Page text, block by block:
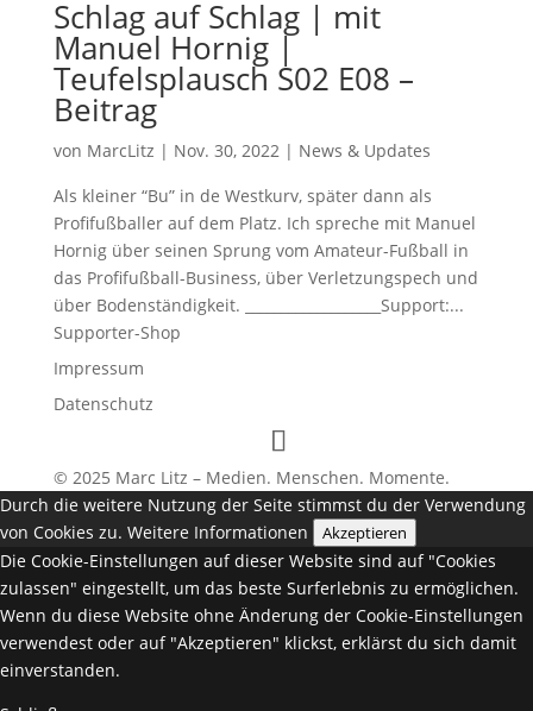
Schlag auf Schlag | mit
Manuel Hornig |
Teufelsplausch S02 E08 –
Beitrag
von MarcLitz | Nov. 30, 2022| News & Updates
Als kleiner “Bu” in de Westkurv, später dann als
Profifußballer auf dem Platz. Ich spreche mit Manuel
Hornig über seinen Sprung vom Amateur-Fußball in
das Profifußball-Business, über Verletzungspech und
über Bodenständigkeit. ___________________Support:...
Supporter-Shop
Impressum
Datenschutz
© 2025 Marc Litz – Medien. Menschen. Momente.
Durch die weitere Nutzung der Seite stimmst du der Verwendung
von Cookies zu. Weitere Informationen Akzeptieren
Die Cookie-Einstellungen auf dieser Website sind auf "Cookies
zulassen" eingestellt, um das beste Surferlebnis zu ermöglichen.
Wenn du diese Website ohne Änderung der Cookie-Einstellungen
verwendest oder auf "Akzeptieren" klickst, erklärst du sich damit
einverstanden.